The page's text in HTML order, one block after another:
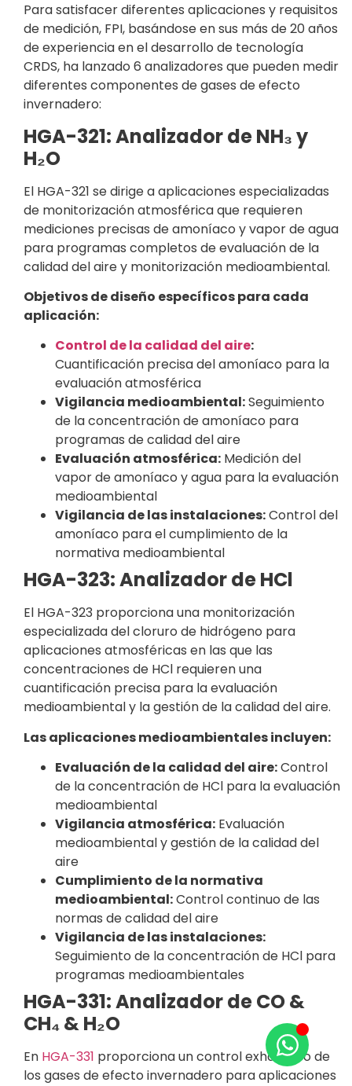
Para satisfacer diferentes aplicaciones y requisitos
de medición, FPI, basándose en sus más de 20 años
de experiencia en el desarrollo de tecnología
CRDS, ha lanzado 6 analizadores que pueden medir
diferentes componentes de gases de efecto
invernadero:
HGA-321: Analizador de NH₃ y
H₂O
El HGA-321 se dirige a aplicaciones especializadas
de monitorización atmosférica que requieren
mediciones precisas de amoníaco y vapor de agua
para programas completos de evaluación de la
calidad del aire y monitorización medioambiental.
Objetivos de diseño específicos para cada
aplicación:
Control de la calidad del aire:
Cuantificación precisa del amoníaco para la
evaluación atmosférica
Vigilancia medioambiental:Seguimiento
de la concentración de amoníaco para
programas de calidad del aire
Evaluación atmosférica: Medición del
vapor de amoníaco y agua para la evaluación
medioambiental
Vigilancia de las instalaciones:Control del
amoníaco para el cumplimiento de la
normativa medioambiental
HGA-323: Analizador de HCl
El HGA-323 proporciona una monitorización
especializada del cloruro de hidrógeno para
aplicaciones atmosféricas en las que las
concentraciones de HCl requieren una
cuantificación precisa para la evaluación
medioambiental y la gestión de la calidad del aire.
Las aplicaciones medioambientales incluyen:
Evaluación de la calidad del aire:Control
de la concentración de HCl para la evaluación
medioambiental
Vigilancia atmosférica: Evaluación
medioambiental y gestión de la calidad del
aire
Cumplimiento de la normativa
medioambiental:Control continuo de las
normas de calidad del aire
Vigilancia de las instalaciones:
Seguimiento de la concentración de HCl para
programas medioambientales
HGA-331: Analizador de CO &
CH₄ & H₂O
En HGA-331 proporciona un control exhaustivo de
los gases de efecto invernadero para aplicaciones